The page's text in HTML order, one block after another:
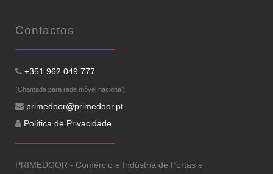
Contactos
+351 962 049 777
(Chamada para rede móvel nacional)
primedoor@primedoor.pt
Política de Privacidade
PRIMEDOOR - Comércio e Indústria de Portas e